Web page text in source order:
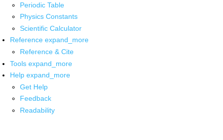
Periodic Table
Physics Constants
Scientific Calculator
Reference expand_more
Reference & Cite
Tools expand_more
Help expand_more
Get Help
Feedback
Readability